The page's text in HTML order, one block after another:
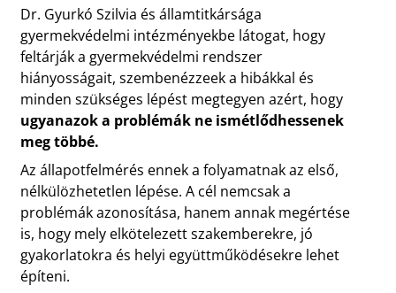
Dr. Gyurkó Szilvia és államtitkársága
gyermekvédelmi intézményekbe látogat, hogy
feltárják a gyermekvédelmi rendszer
hiányosságait, szembenézzeek a hibákkal és
minden szükséges lépést megtegyen azért, hogy
ugyanazok a problémák ne ismétlődhessenek
meg többé.
Az állapotfelmérés ennek a folyamatnak az első,
nélkülözhetetlen lépése. A cél nemcsak a
problémák azonosítása, hanem annak megértése
is, hogy mely elkötelezett szakemberekre, jó
gyakorlatokra és helyi együttműködésekre lehet
építeni.